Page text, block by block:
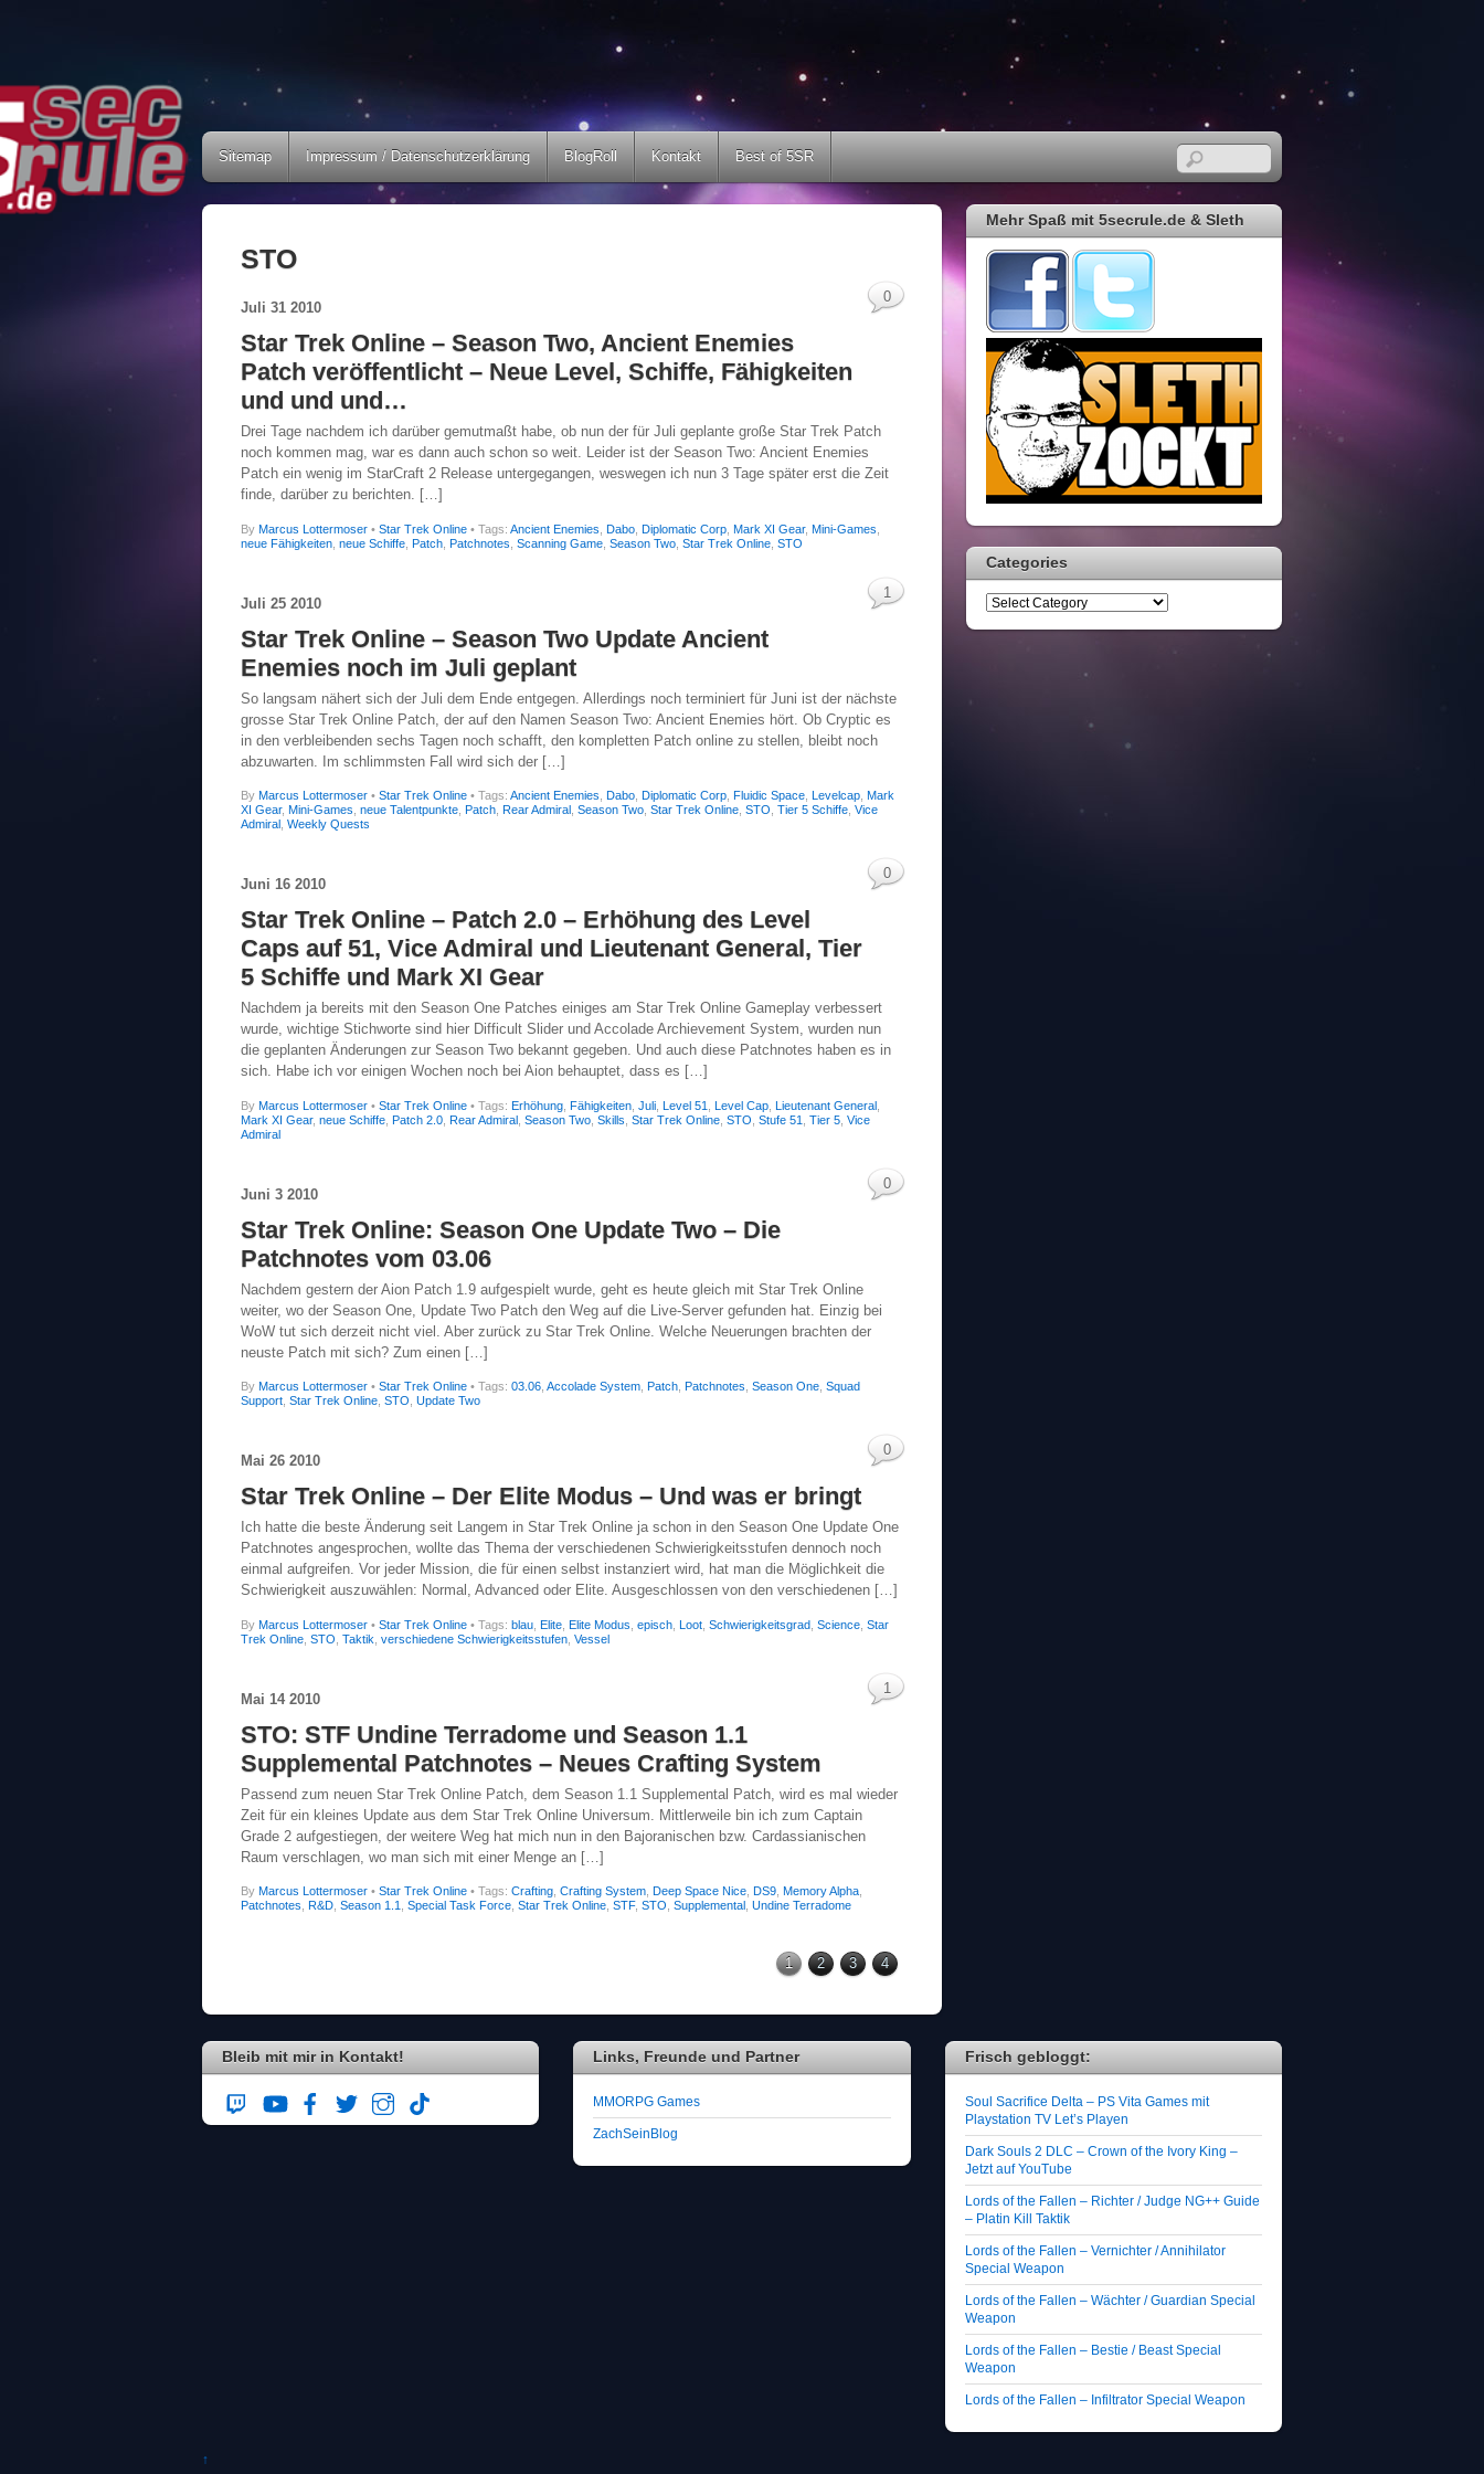
Sitemap Impressum / Datenschutzerklärung BlogRoll Kontakt Best of 5SR
STO
Juli 31 2010
Star Trek Online – Season Two, Ancient Enemies
Patch veröffentlicht – Neue Level, Schiffe, Fähigkeiten
und und und…
Drei Tage nachdem ich darüber gemutmaßt habe, ob nun der für Juli geplante große Star Trek Patch
noch kommen mag, war es dann auch schon so weit. Leider ist der Season Two: Ancient Enemies
Patch ein wenig im StarCraft 2 Release untergegangen, weswegen ich nun 3 Tage später erst die Zeit
finde, darüber zu berichten. […]
By Marcus Lottermoser • Star Trek Online
0
• Tags: Ancient Enemies Dabo Diplomatic Corp Mark XI Gear, Mini-Games
neue Fähigkeiten neue Schiffe Patch Patchnotes Scanning Game Season Two Star Trek Online STO
Juli 25 2010
Star Trek Online – Season Two Update Ancient
Enemies noch im Juli geplant
So langsam nähert sich der Juli dem Ende entgegen. Allerdings noch terminiert für Juni ist der nächste
grosse Star Trek Online Patch, der auf den Namen Season Two: Ancient Enemies hört. Ob Cryptic es
in den verbleibenden sechs Tagen noch schafft, den kompletten Patch online zu stellen, bleibt noch
abzuwarten. Im schlimmsten Fall wird sich der […]
By Marcus Lottermoser • Star Trek Online
1
• Tags: Ancient Enemies Dabo Diplomatic Corp Fluidic Space Levelcap Mark
XI Gear, Mini-Games neue Talentpunkte Patch Rear Admiral Season Two Star Trek Online STO Tier 5 Schiffe Vice
Admiral Weekly Quests
Juni 16 2010
Star Trek Online – Patch 2.0 – Erhöhung des Level
Caps auf 51, Vice Admiral und Lieutenant General, Tier
5 Schiffe und Mark XI Gear
Nachdem ja bereits mit den Season One Patches einiges am Star Trek Online Gameplay verbessert
wurde, wichtige Stichworte sind hier Difficult Slider und Accolade Archievement System, wurden nun
die geplanten Änderungen zur Season Two bekannt gegeben. Und auch diese Patchnotes haben es in
sich. Habe ich vor einigen Wochen noch bei Aion behauptet, dass es […]
By Marcus Lottermoser • Star Trek Online
0
• Tags: Erhöhung Fähigkeiten Juli Level 51 Level Cap Lieutenant General
Mark XI Gear, neue Schiffe Patch 2.0 Rear Admiral Season Two Skills Star Trek Online STO Stufe 51 Tier 5 Vice
Admiral
Juni 3 2010
Star Trek Online: Season One Update Two – Die
Patchnotes vom 03.06
Nachdem gestern der Aion Patch 1.9 aufgespielt wurde, geht es heute gleich mit Star Trek Online
weiter, wo der Season One, Update Two Patch den Weg auf die Live-Server gefunden hat. Einzig bei
WoW tut sich derzeit nicht viel. Aber zurück zu Star Trek Online. Welche Neuerungen brachten der
neuste Patch mit sich? Zum einen […]
By Marcus Lottermoser • Star Trek Online
0
• Tags: 03.06 Accolade System Patch Patchnotes Season One Squad
Support Star Trek Online STO Update Two
Mai 26 2010
Star Trek Online – Der Elite Modus – Und was er bringt
Ich hatte die beste Änderung seit Langem in Star Trek Online ja schon in den Season One Update One
Patchnotes angesprochen, wollte das Thema der verschiedenen Schwierigkeitsstufen dennoch noch
einmal aufgreifen. Vor jeder Mission, die für einen selbst instanziert wird, hat man die Möglichkeit die
Schwierigkeit auszuwählen: Normal, Advanced oder Elite. Ausgeschlossen von den verschiedenen […]
By Marcus Lottermoser • Star Trek Online
0
• Tags: blau Elite Elite Modus episch Loot Schwierigkeitsgrad Science Star
Trek Online STO Taktik verschiedene Schwierigkeitsstufen Vessel
Mai 14 2010
STO: STF Undine Terradome und Season 1.1
Supplemental Patchnotes – Neues Crafting System
Passend zum neuen Star Trek Online Patch, dem Season 1.1 Supplemental Patch, wird es mal wieder
Zeit für ein kleines Update aus dem Star Trek Online Universum. Mittlerweile bin ich zum Captain
Grade 2 aufgestiegen, der weitere Weg hat mich nun in den Bajoranischen bzw. Cardassianischen
Raum verschlagen, wo man sich mit einer Menge an […]
By Marcus Lottermoser • Star Trek Online
1
• Tags: Crafting Crafting System Deep Space Nice DS9 Memory Alpha
Patchnotes R&D Season 1.1 Special Task Force Star Trek Online STF, STO Supplemental Undine Terradome
1 2 3 4
Mehr Spaß mit 5secrule.de & Sleth
Categories
Bleib mit mir in Kontakt! Links, Freunde und Partner
MMORPG Games
ZachSeinBlog
Frisch gebloggt:
Soul Sacrifice Delta – PS Vita Games mit
Playstation TV Let’s Playen
Dark Souls 2 DLC – Crown of the Ivory King –
Jetzt auf YouTube
Lords of the Fallen – Richter / Judge NG++ Guide
– Platin Kill Taktik
Lords of the Fallen – Vernichter / Annihilator
Special Weapon
Lords of the Fallen – Wächter / Guardian Special
Weapon
Lords of the Fallen – Bestie / Beast Special
Weapon
Lords of the Fallen – Infiltrator Special Weapon
↑